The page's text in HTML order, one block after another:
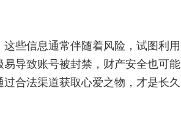
些信息通常伴随着风险，试图利用
导致账号被封禁，财产安全也可能
合法渠道获取心爱之物，才是长久